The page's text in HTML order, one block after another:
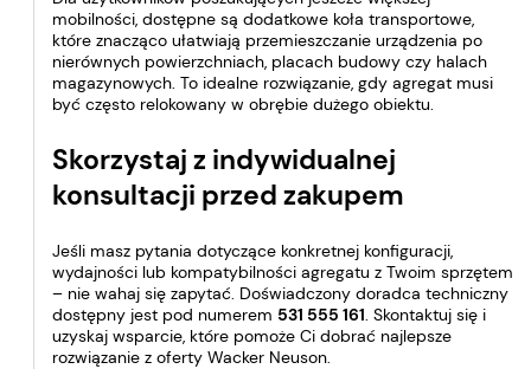
mobilności, dostępne są dodatkowe koła transportowe,
które znacząco ułatwiają przemieszczanie urządzenia po
nierównych powierzchniach, placach budowy czy halach
magazynowych. To idealne rozwiązanie, gdy agregat musi
być często relokowany w obrębie dużego obiektu.
Skorzystaj z indywidualnej
konsultacji przed zakupem
Jeśli masz pytania dotyczące konkretnej konfiguracji,
wydajności lub kompatybilności agregatu z Twoim sprzętem
– nie wahaj się zapytać. Doświadczony doradca techniczny
dostępny jest pod numerem 531 555 161. Skontaktuj się i
uzyskaj wsparcie, które pomoże Ci dobrać najlepsze
rozwiązanie z oferty Wacker Neuson.